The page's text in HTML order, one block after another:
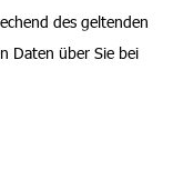
des geltenden
Daten über Sie bei